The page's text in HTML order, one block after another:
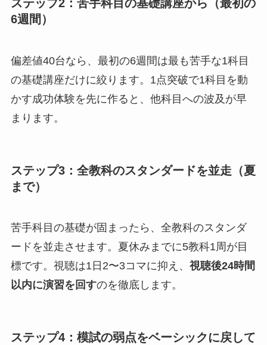
ステップ2：苦手科目の基礎講座から（最初の
6週間）
偏差値40台なら、最初の6週間は最も苦手な1科目
の基礎講座だけに絞ります。1点突破で1科目を動
かす成功体験を先に作ると、他科目への波及が早
まります。
ステップ3：全教科のスタンダードを並走（夏
まで）
苦手科目の基礎が固まったら、全教科のスタンダ
ードを並走させます。夏休みまでに5教科1周が目
標です。視聴は1日2〜3コマに抑え、 視聴後24時間
以内に演習を回すのを徹底します。
ステップ4：模試の弱点をベーシックに戻して